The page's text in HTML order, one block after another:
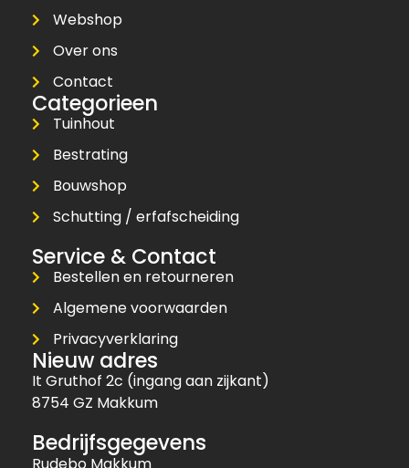
Webshop
Over ons
Contact
Categorieen
Tuinhout
Bestrating
Bouwshop
Schutting / erfafscheiding
Service & Contact
Bestellen en retourneren
Algemene voorwaarden
Privacyverklaring
Nieuw adres
It Gruthof 2c (ingang aan zijkant)
8754 GZ Makkum
Bedrijfsgegevens
Rudebo Makkum